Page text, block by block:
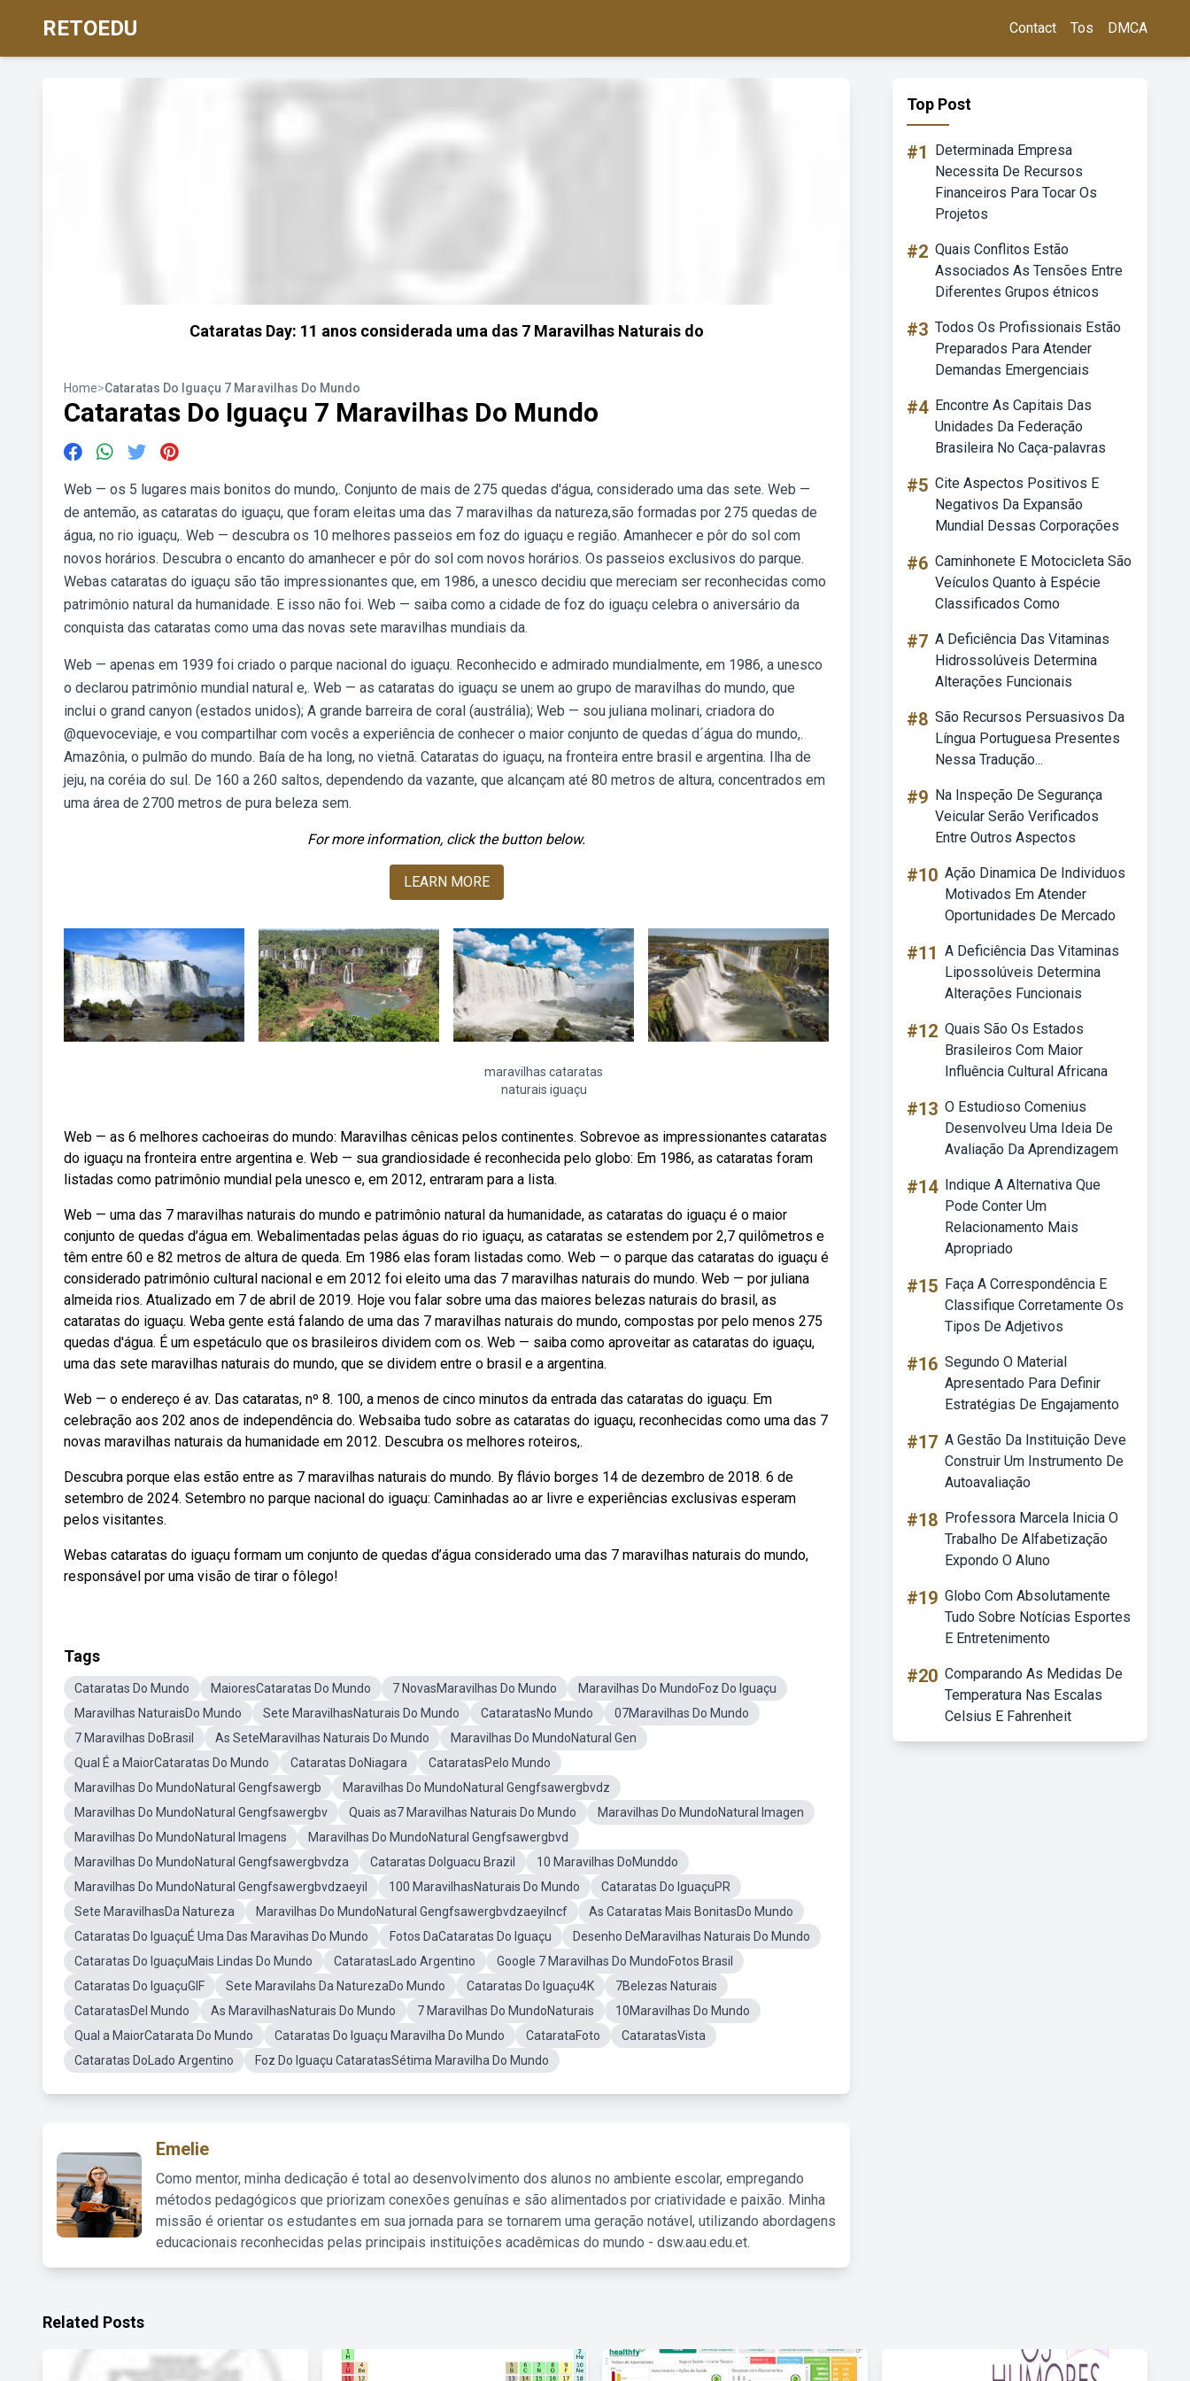
RETOEDU Contact Tos DMCA
Cataratas Day: 11 anos considerada uma das 7 Maravilhas Naturais do
Home>Cataratas Do Iguaçu 7 Maravilhas Do Mundo
Cataratas Do Iguaçu 7 Maravilhas Do Mundo
Web — os 5 lugares mais bonitos do mundo,. Conjunto de mais de 275 quedas d'água, considerado uma das sete. Web —
de antemão, as cataratas do iguaçu, que foram eleitas uma das 7 maravilhas da natureza,são formadas por 275 quedas de
água, no rio iguaçu,. Web — descubra os 10 melhores passeios em foz do iguaçu e região. Amanhecer e pôr do sol com
novos horários. Descubra o encanto do amanhecer e pôr do sol com novos horários. Os passeios exclusivos do parque.
Webas cataratas do iguaçu são tão impressionantes que, em 1986, a unesco decidiu que mereciam ser reconhecidas como
patrimônio natural da humanidade. E isso não foi. Web — saiba como a cidade de foz do iguaçu celebra o aniversário da
conquista das cataratas como uma das novas sete maravilhas mundiais da.
Web — apenas em 1939 foi criado o parque nacional do iguaçu. Reconhecido e admirado mundialmente, em 1986, a unesco
o declarou patrimônio mundial natural e,. Web — as cataratas do iguaçu se unem ao grupo de maravilhas do mundo, que
inclui o grand canyon (estados unidos); A grande barreira de coral (austrália); Web — sou juliana molinari, criadora do
@quevoceviaje, e vou compartilhar com vocês a experiência de conhecer o maior conjunto de quedas d´água do mundo,.
Amazônia, o pulmão do mundo. Baía de ha long, no vietnã. Cataratas do iguaçu, na fronteira entre brasil e argentina. Ilha de
jeju, na coréia do sul. De 160 a 260 saltos, dependendo da vazante, que alcançam até 80 metros de altura, concentrados em
uma área de 2700 metros de pura beleza sem.
For more information, click the button below.
LEARN MORE
maravilhas cataratas
naturais iguaçu
Web — as 6 melhores cachoeiras do mundo: Maravilhas cênicas pelos continentes. Sobrevoe as impressionantes cataratas
do iguaçu na fronteira entre argentina e. Web — sua grandiosidade é reconhecida pelo globo: Em 1986, as cataratas foram
listadas como patrimônio mundial pela unesco e, em 2012, entraram para a lista.
Web — uma das 7 maravilhas naturais do mundo e patrimônio natural da humanidade, as cataratas do iguaçu é o maior
conjunto de quedas d’água em. Webalimentadas pelas águas do rio iguaçu, as cataratas se estendem por 2,7 quilômetros e
têm entre 60 e 82 metros de altura de queda. Em 1986 elas foram listadas como. Web — o parque das cataratas do iguaçu é
considerado patrimônio cultural nacional e em 2012 foi eleito uma das 7 maravilhas naturais do mundo. Web — por juliana
almeida rios. Atualizado em 7 de abril de 2019. Hoje vou falar sobre uma das maiores belezas naturais do brasil, as
cataratas do iguaçu. Weba gente está falando de uma das 7 maravilhas naturais do mundo, compostas por pelo menos 275
quedas d'água. É um espetáculo que os brasileiros dividem com os. Web — saiba como aproveitar as cataratas do iguaçu,
uma das sete maravilhas naturais do mundo, que se dividem entre o brasil e a argentina.
Web — o endereço é av. Das cataratas, nº 8. 100, a menos de cinco minutos da entrada das cataratas do iguaçu. Em
celebração aos 202 anos de independência do. Websaiba tudo sobre as cataratas do iguaçu, reconhecidas como uma das 7
novas maravilhas naturais da humanidade em 2012. Descubra os melhores roteiros,.
Descubra porque elas estão entre as 7 maravilhas naturais do mundo. By flávio borges 14 de dezembro de 2018. 6 de
setembro de 2024. Setembro no parque nacional do iguaçu: Caminhadas ao ar livre e experiências exclusivas esperam
pelos visitantes.
Webas cataratas do iguaçu formam um conjunto de quedas d’água considerado uma das 7 maravilhas naturais do mundo,
responsável por uma visão de tirar o fôlego!
Tags
Cataratas Do Mundo MaioresCataratas Do Mundo 7 NovasMaravilhas Do Mundo
Maravilhas Do MundoFoz Do Iguaçu
Maravilhas NaturaisDo Mundo
Sete MaravilhasNaturais Do Mundo CataratasNo Mundo
07Maravilhas Do Mundo
7 Maravilhas DoBrasil
As SeteMaravilhas Naturais Do Mundo
Maravilhas Do MundoNatural Gen
Qual É a MaiorCataratas Do Mundo
Cataratas DoNiagara
CataratasPelo Mundo
Maravilhas Do MundoNatural Gengfsawergb
Maravilhas Do MundoNatural Gengfsawergbvdz
Maravilhas Do MundoNatural Gengfsawergbv
Quais as7 Maravilhas Naturais Do Mundo
Maravilhas Do MundoNatural Imagen
Maravilhas Do MundoNatural Imagens
Maravilhas Do MundoNatural Gengfsawergbvd
Maravilhas Do MundoNatural Gengfsawergbvdza
Cataratas DoIguacu Brazil
10 Maravilhas DoMunddo
Maravilhas Do MundoNatural Gengfsawergbvdzaeyil
100 MaravilhasNaturais Do Mundo
Cataratas Do IguaçuPR
Sete MaravilhasDa Natureza
Maravilhas Do MundoNatural Gengfsawergbvdzaeyilncf
As Cataratas Mais BonitasDo Mundo
Cataratas Do IguaçuÉ Uma Das Maravihas Do Mundo
Fotos DaCataratas Do Iguaçu
Desenho DeMaravilhas Naturais Do Mundo
Cataratas Do IguaçuMais Lindas Do Mundo
CataratasLado Argentino
Google 7 Maravilhas Do MundoFotos Brasil
Cataratas Do IguaçuGIF
Sete Maravilahs Da NaturezaDo Mundo Cataratas Do Iguaçu4K
7Belezas Naturais
CataratasDel Mundo
As MaravilhasNaturais Do Mundo 7 Maravilhas Do MundoNaturais
10Maravilhas Do Mundo
Qual a MaiorCatarata Do Mundo
Cataratas Do Iguaçu Maravilha Do Mundo CatarataFoto
CataratasVista
Cataratas DoLado Argentino
Foz Do Iguaçu CataratasSétima Maravilha Do Mundo
Emelie
Como mentor, minha dedicação é total ao desenvolvimento dos alunos no ambiente escolar, empregando
métodos pedagógicos que priorizam conexões genuínas e são alimentados por criatividade e paixão. Minha
missão é orientar os estudantes em sua jornada para se tornarem uma geração notável, utilizando abordagens
educacionais reconhecidas pelas principais instituições acadêmicas do mundo - dsw.aau.edu.et.
Top Post
#1
Determinada Empresa
Necessita De Recursos
Financeiros Para Tocar Os
Projetos
#2 Quais Conflitos Estão
Associados As Tensões Entre
Diferentes Grupos étnicos
#3 Todos Os Profissionais Estão
Preparados Para Atender
Demandas Emergenciais
#4 Encontre As Capitais Das
Unidades Da Federação
Brasileira No Caça-palavras
#5 Cite Aspectos Positivos E
Negativos Da Expansão
Mundial Dessas Corporações
#6 Caminhonete E Motocicleta São
Veículos Quanto à Espécie
Classificados Como
#7 A Deficiência Das Vitaminas
Hidrossolúveis Determina
Alterações Funcionais
#8 São Recursos Persuasivos Da
Língua Portuguesa Presentes
Nessa Tradução...
#9 Na Inspeção De Segurança
Veicular Serão Verificados
Entre Outros Aspectos
#10 Ação Dinamica De Individuos
Motivados Em Atender
Oportunidades De Mercado
#11 A Deficiência Das Vitaminas
Lipossolúveis Determina
Alterações Funcionais
#12 Quais São Os Estados
Brasileiros Com Maior
Influência Cultural Africana
#13 O Estudioso Comenius
Desenvolveu Uma Ideia De
Avaliação Da Aprendizagem
#14 Indique A Alternativa Que
Pode Conter Um
Relacionamento Mais
Apropriado
#15 Faça A Correspondência E
Classifique Corretamente Os
Tipos De Adjetivos
#16 Segundo O Material
Apresentado Para Definir
Estratégias De Engajamento
#17 A Gestão Da Instituição Deve
Construir Um Instrumento De
Autoavaliação
#18 Professora Marcela Inicia O
Trabalho De Alfabetização
Expondo O Aluno
#19 Globo Com Absolutamente
Tudo Sobre Notícias Esportes
E Entretenimento
#20 Comparando As Medidas De
Temperatura Nas Escalas
Celsius E Fahrenheit
Related Posts